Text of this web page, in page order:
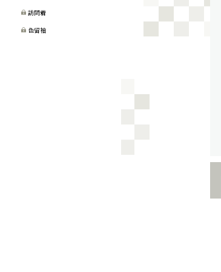
訪問着
色留袖